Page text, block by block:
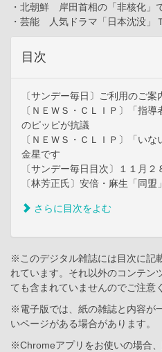
・北朝鮮 岸田首相の「非核化」
・芸能 人気ドラマ「日本沈没」
目次
〔サンデー毎日〕ご利用のご案
〔ＮＥＷＳ・ＣＬＩＰ〕「指
のピッピが抗議
〔ＮＥＷＳ・ＣＬＩＰ〕「い
金星です
〔サンデー毎日目次〕１１月２
〔林芳正氏〕安倍・麻生「同
さらに目次をよむ
※このデジタル雑誌には目次に記
れています。それ以外のコンテン
ても含まれていませんのでご注意
※電子版では、紙の雑誌と内容が
いページがある場合があります。
※Chromeアプリをお使いの場合